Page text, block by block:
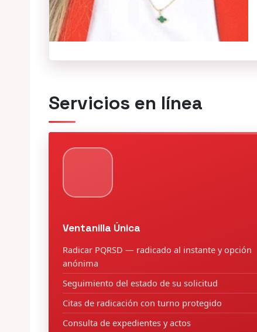
Servicios en línea
Ventanilla Única
Radicar PQRSD — radicado al instante y opción
anónima
Seguimiento del estado de su solicitud
Citas de radicación con turno protegido
Consulta de expedientes y actos